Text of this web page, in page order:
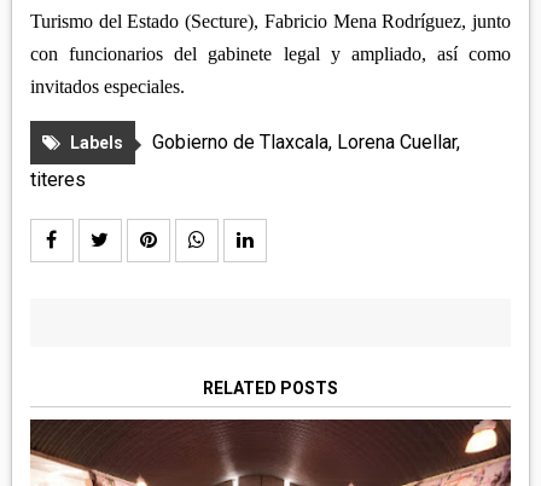
Turismo del Estado (Secture), Fabricio Mena Rodríguez, junto
con funcionarios del gabinete legal y ampliado, así como
invitados especiales.
Labels Gobierno de Tlaxcala, Lorena Cuellar,
titeres
RELATED POSTS